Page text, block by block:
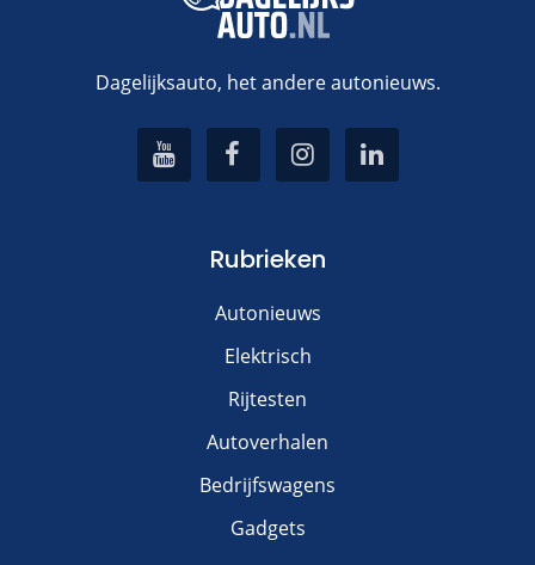
Dagelijksauto, het andere autonieuws.
Rubrieken
Autonieuws
Elektrisch
Rijtesten
Autoverhalen
Bedrijfswagens
Gadgets